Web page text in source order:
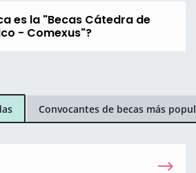
es la "Becas Cátedra de
- Comexus"?
Convocantes de becas más